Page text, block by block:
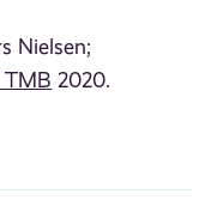
Nielsen;
TMB​ 2020.